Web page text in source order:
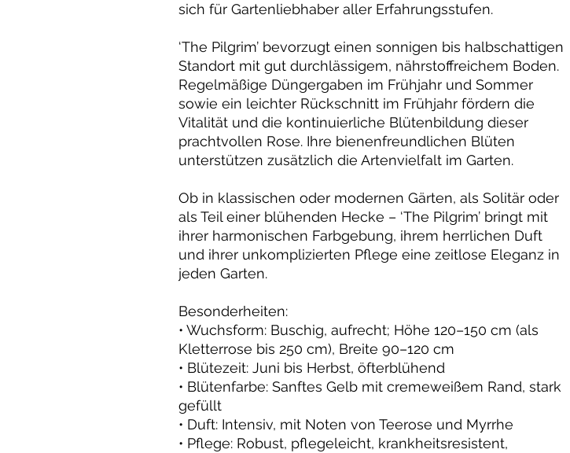
sich für Gartenliebhaber aller Erfahrungsstufen.
‘The Pilgrim’ bevorzugt einen sonnigen bis halbschattigen
Standort mit gut durchlässigem, nährstoffreichem Boden.
Regelmäßige Düngergaben im Frühjahr und Sommer
sowie ein leichter Rückschnitt im Frühjahr fördern die
Vitalität und die kontinuierliche Blütenbildung dieser
prachtvollen Rose. Ihre bienenfreundlichen Blüten
unterstützen zusätzlich die Artenvielfalt im Garten.
Ob in klassischen oder modernen Gärten, als Solitär oder
als Teil einer blühenden Hecke – ‘The Pilgrim’ bringt mit
ihrer harmonischen Farbgebung, ihrem herrlichen Duft
und ihrer unkomplizierten Pflege eine zeitlose Eleganz in
jeden Garten.
Besonderheiten:
• Wuchsform: Buschig, aufrecht; Höhe 120–150 cm (als
Kletterrose bis 250 cm), Breite 90–120 cm
• Blütezeit: Juni bis Herbst, öfterblühend
• Blütenfarbe: Sanftes Gelb mit cremeweißem Rand, stark
gefüllt
• Duft: Intensiv, mit Noten von Teerose und Myrrhe
• Pflege: Robust, pflegeleicht, krankheitsresistent,